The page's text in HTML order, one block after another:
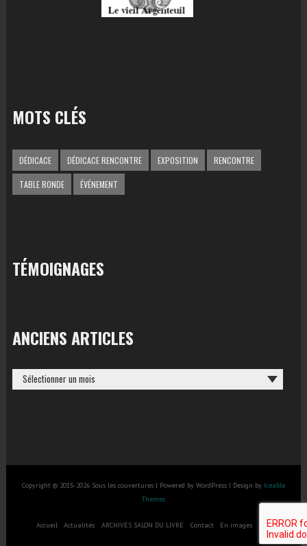
MOTS CLÉS
DÉDICACE DÉDICACE RENCONTRE EXPOSITION RENCONTRE
TABLE RONDE ÉVÉNEMENT
TÉMOIGNAGES
ANCIENS ARTICLES
ANCIENS
Copyright © 2015-2026 Sous les couvertures | Powered by WordPress | Design by Iceable
Themes
Accueil Actualités ARCHIVES SALON DU LIVRE Contact En images salon